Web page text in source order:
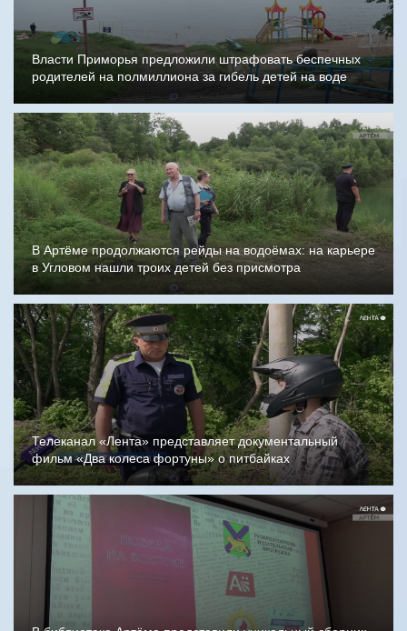
Власти Приморья предложили штрафовать беспечных
родителей на полмиллиона за гибель детей на воде
В Артёме продолжаются рейды на водоёмах: на карьере
в Угловом нашли троих детей без присмотра
Телеканал «Лента» представляет документальный
фильм «Два колеса фортуны» о питбайках